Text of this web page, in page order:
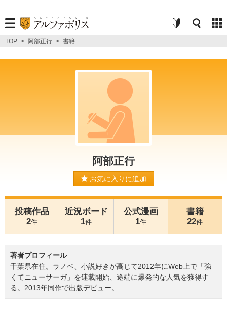
TOP > 阿部正行 > 書籍
阿部正行
お気に入りに追加
投稿作品
2件
近況ボード
1件
公式漫画
1件
書籍
22件
著者プロフィール
千葉県在住。ラノベ、小説好きが高じて2012年にWeb上で「強
くてニューサーガ」を連載開始、途端に爆発的な人気を獲得す
る。2013年同作で出版デビュー。